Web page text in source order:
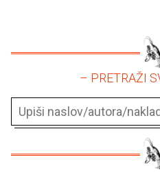
– PRETRAŽI